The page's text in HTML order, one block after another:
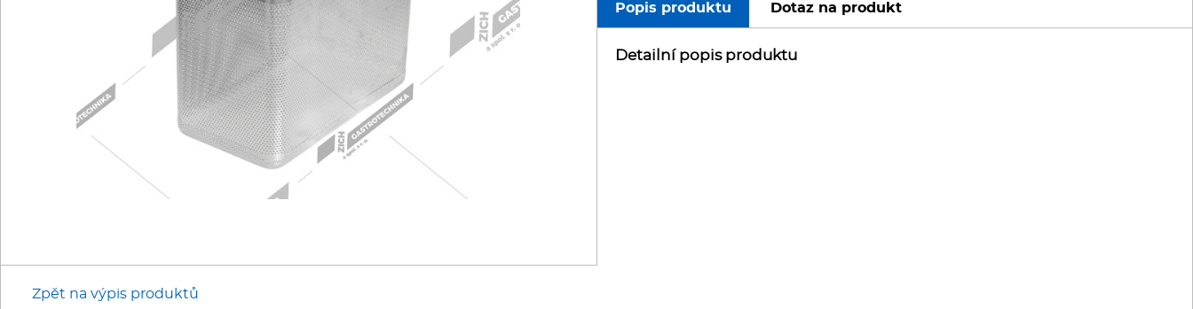
Transport, výdej a regen.
Multifunkce - speciály Vařiče a výrobníky těstovin
Nástroje Vodní lázně
Nerez Ostatní
Zpět na výpis produktů
Popis produktu
Detailní popis produktu
Dotaz na produkt